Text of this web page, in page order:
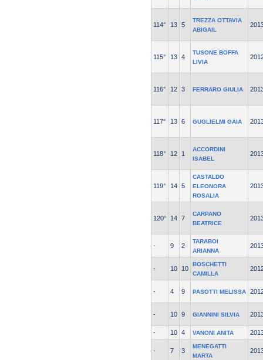
114° 13 5
TREZZA OTTAVIA
ABIGAIL
115° 13 4
TUSONE BOFFA
LIVIA
116° 12 3 FERRARO GIULIA
117° 13 6 GUGLIELMI GAIA
118° 12 1
ACCORDINI
ISABEL
119° 14 5
CASTALDO
ELEONORA
ROSALIA
120° 14 7
CARPANO
BEATRICE
- 9 2
TARABOI
ARIANNA
- 10 10
BOSCHETTI
CAMILLA
- 4 9 PASOTTI MELISSA
- 10 9 GIANNINI SILVIA
- 10 4 VANONI ANITA
- 7 3
MENEGATTI
MARTA